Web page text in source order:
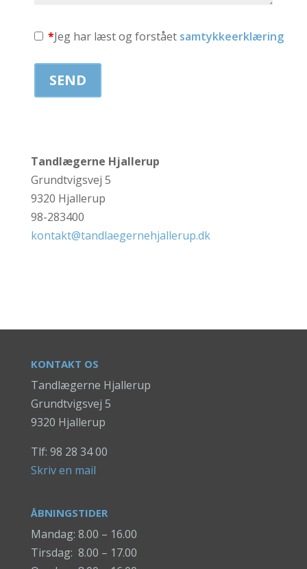
*Jeg har læst og forstået samtykkeerklæring
Tandlægerne Hjallerup
Grundtvigsvej 5
9320 Hjallerup
98-283400
kontakt@tandlaegernehjallerup.dk
KONTAKT OS
Tandlægerne Hjallerup
Grundtvigsvej 5
9320 Hjallerup
Tlf: 98 28 34 00
Skriv en mail
ÅBNINGSTIDER
Mandag: 8.00 – 16.00
Tirsdag: 8.00 – 17.00